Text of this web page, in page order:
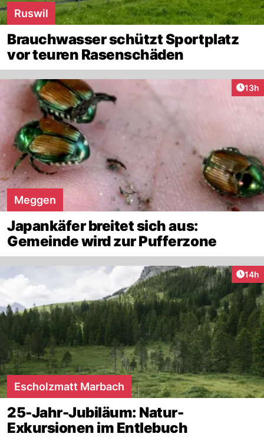
Ruswil
Brauchwasser schützt Sportplatz
vor teuren Rasenschäden
13h
Meggen
Japankäfer breitet sich aus:
Gemeinde wird zur Pufferzone
14h
Escholzmatt Marbach
25-Jahr-Jubiläum: Natur-
Exkursionen im Entlebuch